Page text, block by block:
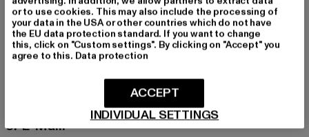
INSPIRIERT ZU BLEI
BEN!
Melde dich hier für unseren Newsletter an und
erhalte künftig Informationen über aktuelle Tre
nds, Angebote und Gutscheine von DefShop p
er E-Mail!
or to use cookies. This may also include the processing of
your data in the USA or other countries which do not have
the EU data protection standard. If you want to change
this, click on "Custom settings". By clicking on "Accept" you
agree to this. Data protection
INDIVIDUAL SETTINGS
ACCEPT